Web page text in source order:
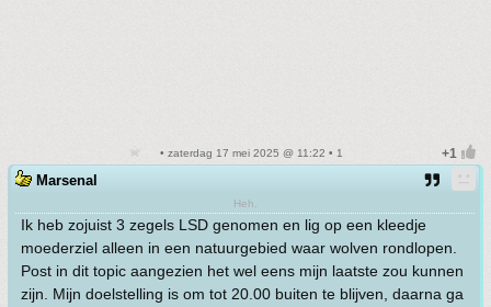
• zaterdag 17 mei 2025 @ 11:22 • 1
Marsenal
Heh.
Ik heb zojuist 3 zegels LSD genomen en lig op een kleedje
moederziel alleen in een natuurgebied waar wolven rondlopen.
Post in dit topic aangezien het wel eens mijn laatste zou kunnen
zijn. Mijn doelstelling is om tot 20.00 buiten te blijven, daarna ga